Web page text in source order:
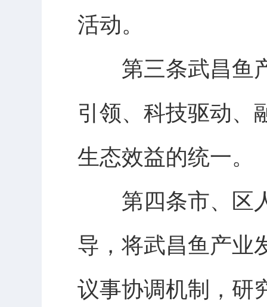
活动。
第三条武昌鱼产
引领、科技驱动、
生态效益的统一。
第四条市、区人
导，将武昌鱼产业
议事协调机制，研